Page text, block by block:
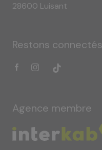
28600 Luisant
Restons connectés
Agence membre